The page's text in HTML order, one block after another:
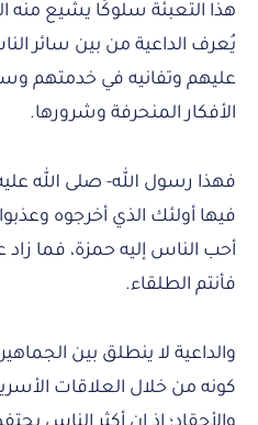
هذا التعبئة سلوكًا يشيع منه
يُعرف الداعية من بين سائر
عليهم وتفانيه في خدمتهم
الأفكار المنحرفة وشرورها.
فهذا رسول الله- صلى الله
فيها أولئك الذي أخرجوه
أحب الناس إليه حمزة، فما زاد
فأنتم الطلقاء.
والداعية لا ينطلق بين
كونه من خلال العلاقات